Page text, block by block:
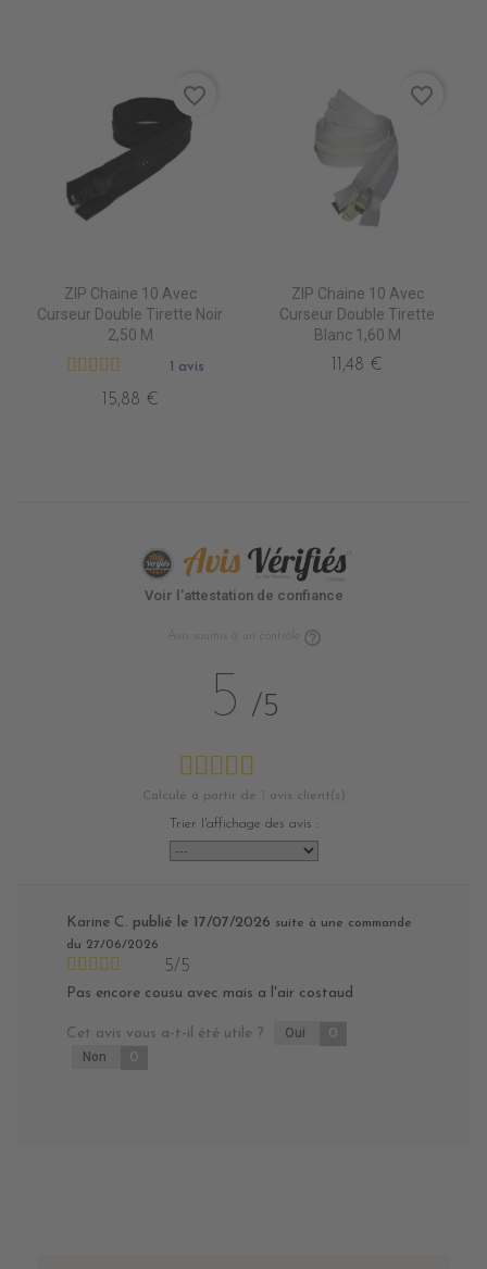
ZIP Chaine 10 Avec
Curseur Double Tirette Noir
2,50 M
1 avis
15,88 €
favorite_border
ZIP Chaine 10 Avec
Curseur Double Tirette
Blanc 1,60 M
11,48 €
favorite_border
Voir l'attestation de confiance
Avis soumis à un contrôle
5 /5
Calculé à partir de avis client(s)
Trier l'affichage des avis :
Karine C. publié le 17/07/2026 suite à une commande
du 27/06/2026
5/5
Pas encore cousu avec mais a l'air costaud
Cet avis vous a-t-il été utile ? Oui 0
Non 0